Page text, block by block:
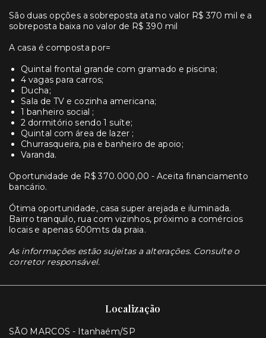
São duas opções a sobreposta ata no valor R$ 370 mil e a
sobreposta baixa no valor de R$ 390 mil
A casa é composta por=
Quintal frontal grande com gramado e piscina;
4 vagas para carros;
Ducha;
Sala de TV e cozinha americana;
1 banheiro social ;
2 dormitório sendo 1 suíte;
Quintal com área de lazer ;
Churrasqueira, pia e banheiro de apoio;
Varanda.
Oportunidade de R$ 370.000,00 - Aceita financiamento
bancário.
Ótima oportunidade, casa super arejada e iluminada.
Bairro tranquilo, rua com vizinhos, próximo a comércios
locais e apenas 600mts da praia.
As informações estão sujeitas a alterações. Consulte o
corretor responsável.
Localização
SÃO MARCOS - Itanhaém/SP